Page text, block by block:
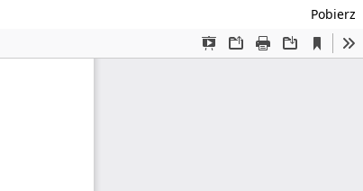
Pobierz